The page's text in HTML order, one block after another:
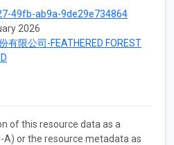
49fb-ab9a-9de29e734864
2026
有限公司-FEATHERED FOREST
of this resource data as a
A) or the resource metadata as